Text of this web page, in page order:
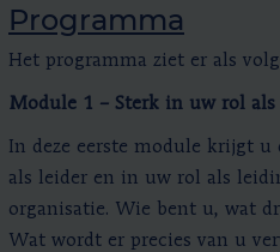
Programma
Het programma ziet er als
Module 1 – Sterk in uw rol
In deze eerste module krijgt
als leider en in uw rol als
organisatie. Wie bent u, wat
Wat wordt er precies van u